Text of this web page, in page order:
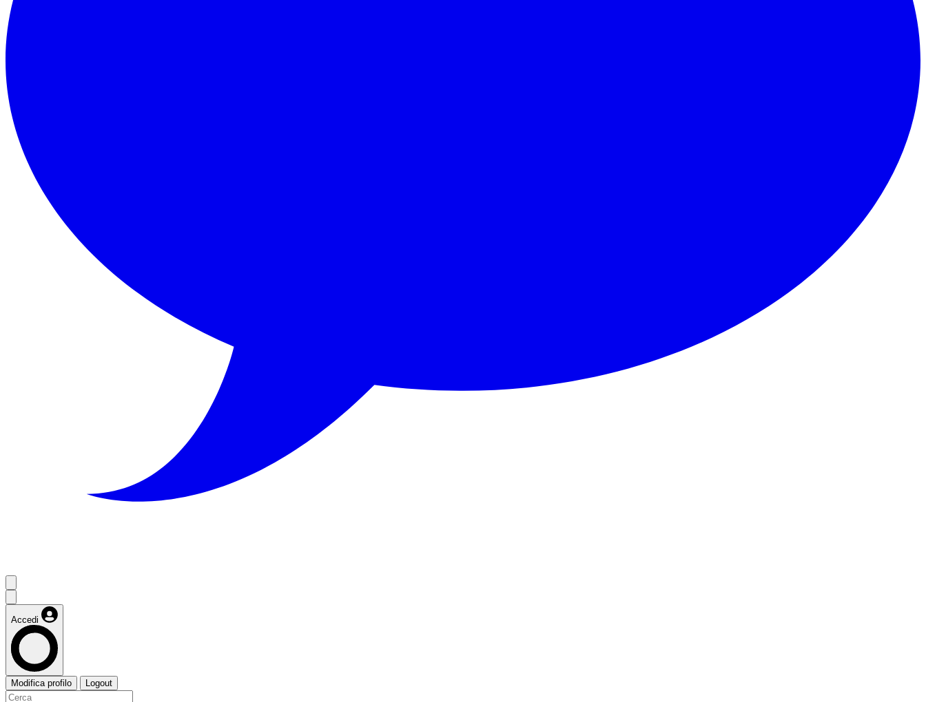
Accedi
Modifica profilo Logout